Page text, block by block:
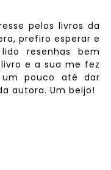
pelos livros da
prefiro esperar e
resenhas bem
e a sua me fez
pouco até dar
autora. Um beijo!